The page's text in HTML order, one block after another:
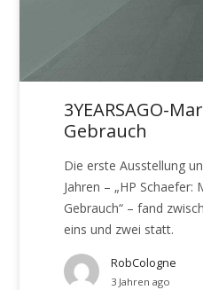
3YEARSAGO-
Gebrauch
Die erste Ausstellung
Jahren – „HP Schaefer:
Gebrauch“ – fand
eins und zwei statt.
RobCologne
3 Jahren ago